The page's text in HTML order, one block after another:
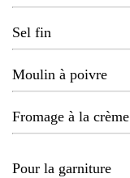
Sel fin
Moulin à poivre
Fromage à la crème
Pour la garniture